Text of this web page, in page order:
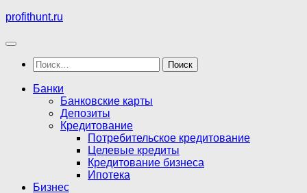
Перейти
содержимому
profithunt.ru
Найти:
Банки
Банковские карты
Депозиты
Кредитование
Потребительское кредитование
Целевые кредиты
Кредитование бизнеса
Ипотека
Бизнес